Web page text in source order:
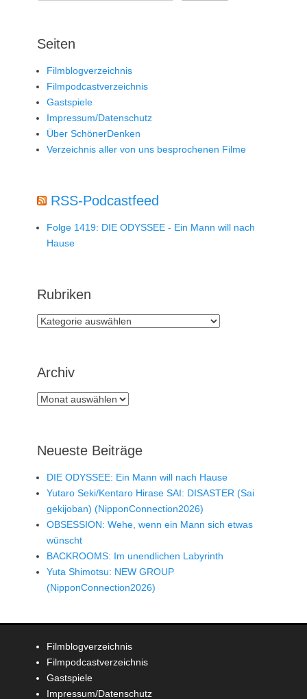
Seiten
Filmblogverzeichnis
Filmpodcastverzeichnis
Gastspiele
Impressum/Datenschutz
Über SchönerDenken
Verzeichnis aller von uns besprochenen Filme
RSS-Podcastfeed
Folge 1419: DIE ODYSSEE - Ein Mann will nach
Hause
Rubriken
Rubriken
Archiv
Archiv
Neueste Beiträge
DIE ODYSSEE: Ein Mann will nach Hause
Yutaro Seki/Kentaro Hirase SAI: DISASTER (Sai
gekijoban) (NipponConnection2026)
OBSESSION: Wehe, wenn ein Mann sich etwas
wünscht
BACKROOMS: Im unendlichen Labyrinth
Yuta Shimotsu: NEW GROUP
(NipponConnection2026)
Filmblogverzeichnis
Filmpodcastverzeichnis
Gastspiele
Impressum/Datenschutz